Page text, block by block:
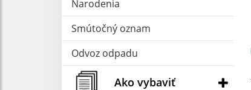
Narodenia
Smútočný oznam
Odvoz odpadu
Ako vybaviť